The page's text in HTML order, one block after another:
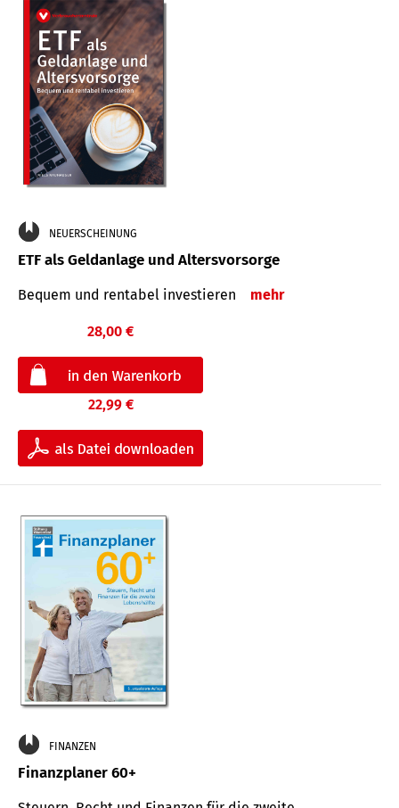
NEUERSCHEINUNG
ETF als Geldanlage und Altersvorsorge
Bequem und rentabel investieren mehr
28,00 €
22,99 €
FINANZEN
Finanzplaner 60+